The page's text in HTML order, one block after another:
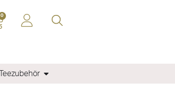
0
Teezubehör